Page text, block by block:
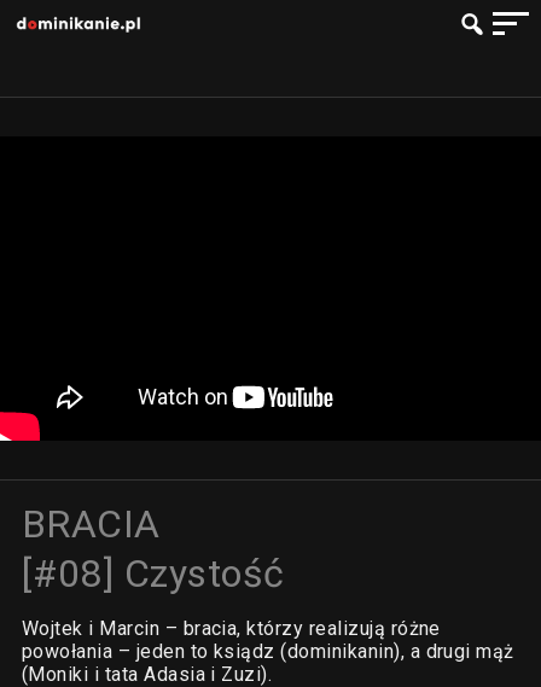
BRACIA
[#08] Czystość
Wojtek i Marcin – bracia, którzy realizują różne
powołania – jeden to ksiądz (dominikanin), a drugi mąż
(Moniki i tata Adasia i Zuzi).